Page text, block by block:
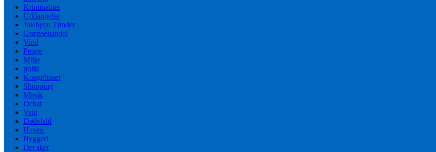
Kriminalitet
Uddannelse
Julebyen Tønder
Grænsehandel
Vind
Penge
Miljø
politi
Kongehuset
Shopping
Musik
Debat
Valg
Dødsfald
Haven
Byggeri
Det sker